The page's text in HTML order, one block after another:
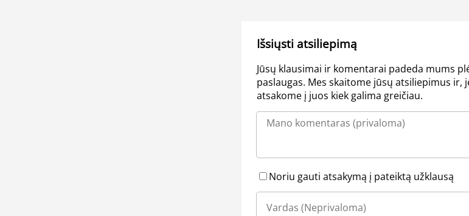
Išsiųsti atsiliepimą
Jūsų klausimai ir komentarai padeda mums
paslaugas. Mes skaitome jūsų atsiliepimus ir,
atsakome į juos kiek galima greičiau.
Noriu gauti atsakymą į pateiktą užklausą